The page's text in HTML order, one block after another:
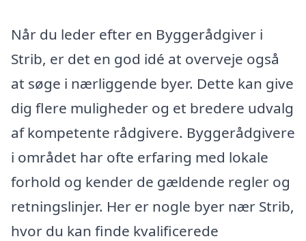
Når du leder efter en Byggerådgiver i
Strib, er det en god idé at overveje også
at søge i nærliggende byer. Dette kan give
dig flere muligheder og et bredere udvalg
af kompetente rådgivere. Byggerådgivere
i området har ofte erfaring med lokale
forhold og kender de gældende regler og
retningslinjer. Her er nogle byer nær Strib,
hvor du kan finde kvalificerede